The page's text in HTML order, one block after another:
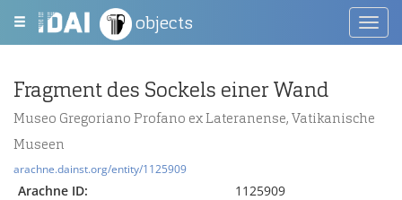
objects
Fragment des Sockels einer Wand
Museo Gregoriano Profano ex Lateranense, Vatikanische
Museen
arachne.dainst.org/entity/1125909
Arachne ID:
1125909